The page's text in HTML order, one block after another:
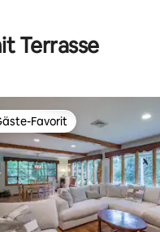
Bewertung: 5 von 5,
Terrasse
Favorit
Favorit